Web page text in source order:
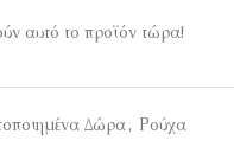
αυτό το προϊόν τώρα!
Δώρα, Ρούχα